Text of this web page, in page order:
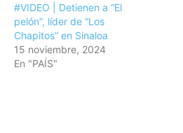
#VIDEO | Detienen a “El
pelón”, líder de “Los
Chapitos” en Sinaloa
15 noviembre, 2024
En "PAÍS"